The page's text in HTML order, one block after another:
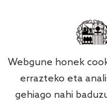
Webgune honek
errazteko eta
gehiago nahi